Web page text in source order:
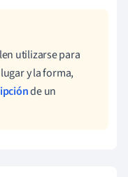
utilizarse para
y la forma,
de un